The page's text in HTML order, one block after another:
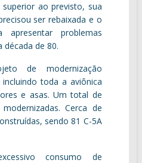
ao previsto, sua
ser rebaixada e o
problemas
década de 80.
de modernização
toda a aviônica
e asas. Um total de
Cerca de
sendo 81 C-5A
consumo de